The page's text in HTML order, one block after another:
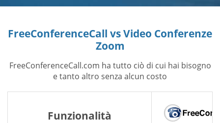
FreeConferenceCall vs Video Conferenze
Zoom
FreeConferenceCall.com ha tutto ciò di cui hai bisogno
e tanto altro senza alcun costo
Funzionalità